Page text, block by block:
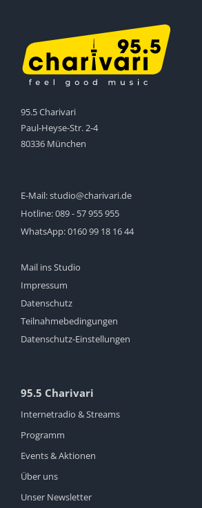
95.5 Charivari
Paul-Heyse-Str. 2-4
80336 München
E-Mail:studio@charivari.de
Hotline:089 - 57 955 955
WhatsApp:0160 99 18 16 44
Mail ins Studio
Impressum
Datenschutz
Teilnahmebedingungen
Datenschutz-Einstellungen
95.5 Charivari
Internetradio & Streams
Programm
Events & Aktionen
Über uns
Unser Newsletter